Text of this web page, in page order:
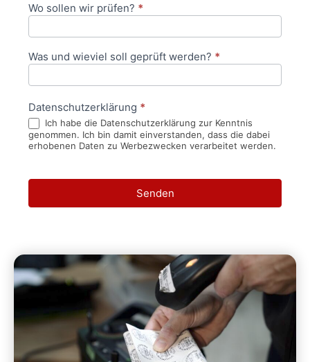
Wo sollen wir prüfen? *
Was und wieviel soll geprüft werden? *
Datenschutzerklärung *
Ich habe die Datenschutzerklärung zur Kenntnis
genommen. Ich bin damit einverstanden, dass die dabei
erhobenen Daten zu Werbezwecken verarbeitet werden.
Senden